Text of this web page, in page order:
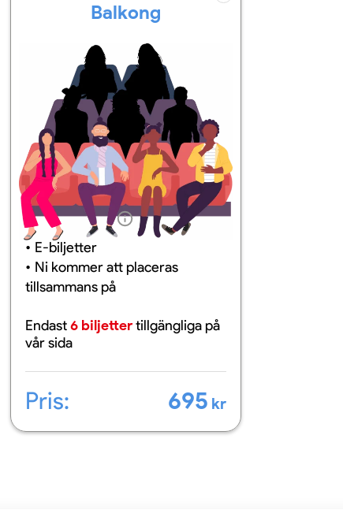
Balkong
Information
E-biljetter
Ni kommer att placeras
tillsammans på
Endast6 biljetter tillgängliga på
vår sida
Pris: 695 kr